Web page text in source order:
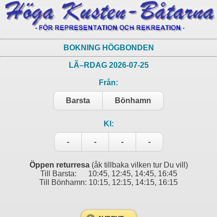
BOKNING HÖGBONDEN
LÃ–RDAG 2026-07-25
Från:
Barsta Bönhamn
Kl:
- - - -
Öppen returresa(åk tillbaka vilken tur Du vill)
Till Barsta: 10:45, 12:45, 14:45, 16:45
Till Bönhamn: 10:15, 12:15, 14:15, 16:15